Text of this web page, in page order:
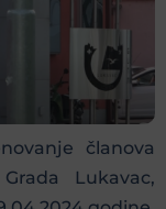
članova
Lukavac,